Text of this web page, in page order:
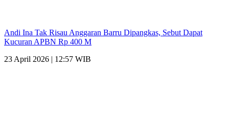
Andi Ina Tak Risau Anggaran Barru Dipangkas, Sebut Dapat
Kucuran APBN Rp 400 M
23 April 2026 | 12:57 WIB